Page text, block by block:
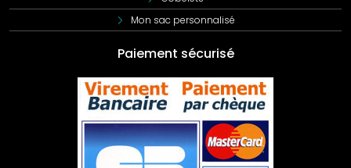
Mon sac personnalisé
Paiement sécurisé